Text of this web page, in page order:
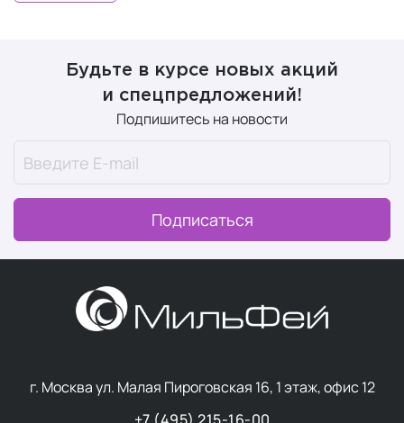
Будьте в курсе новых акций
и спецпредложений!
Подпишитесь на новости
Подписаться
г. Москва ул. Малая Пироговская 16, 1 этаж, офис 12